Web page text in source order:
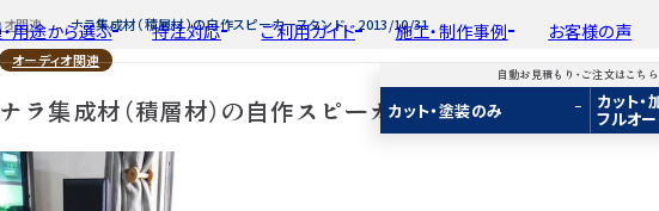
用途から選ぶ
種類・樹種・用途から選ぶ Choose by Type and Purpose
自動お見積もり・ご注文はこちらから
種類から選ぶ
取
特注対応
見積もり・ご注文はこちらから
平面加工
ご利用ガイド
ご利用ガイド
自動お見積もり・ご注文はこちらから
初めての方へ
施工・制作事例
施工・制作事例 Production Example
工場製作事例
お客様の声
自動お見積もり・ご注文はこち
カット・塗装のみ カット・
フルオ
オ関連 ナラ集成材（積層材）の自作スピーカースタンド 2013/10/31
オーディオ関連
ナラ集成材（積層材）の自作スピーカースタンド 2013/10/